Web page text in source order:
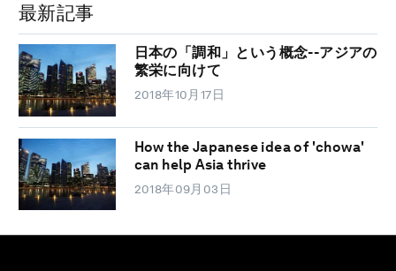
最新記事
日本の「調和」という概念--アジアの
繁栄に向けて
2018年10月17日
How the Japanese idea of 'chowa'
can help Asia thrive
2018年09月03日